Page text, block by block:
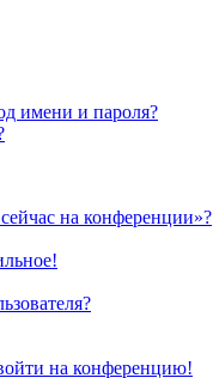
имени и пароля?
на конференции»?
на конференцию!